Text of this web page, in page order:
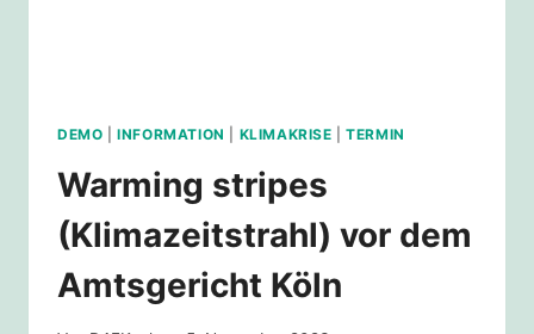
DEMO |INFORMATION KLIMAKRISE |TERMIN
Warming stripes
(Klimazeitstrahl) vor dem
Amtsgericht Köln